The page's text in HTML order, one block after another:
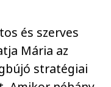
és szerves
Mária az
stratégiai